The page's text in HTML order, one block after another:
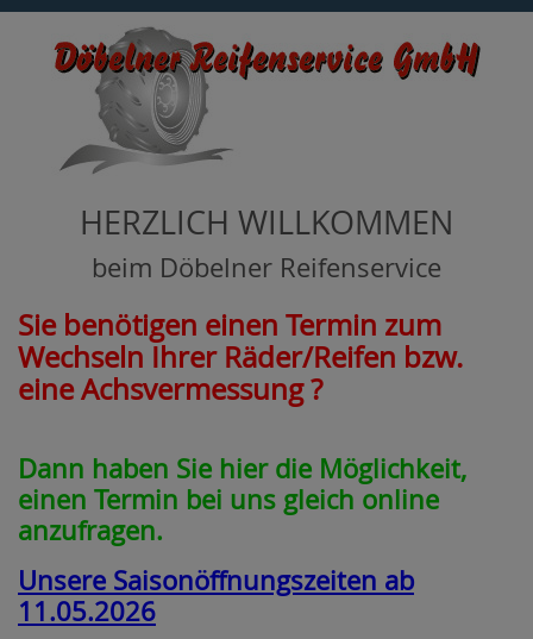
HERZLICH WILLKOMMEN
beim Döbelner Reifenservice
Sie benötigen einen Termin zum
Wechseln Ihrer Räder/Reifen bzw.
eine Achsvermessung ?
Dann haben Sie hier die Möglichkeit,
einen Termin bei uns gleich online
anzufragen.
Unsere Saisonöffnungszeiten ab
11.05.2026